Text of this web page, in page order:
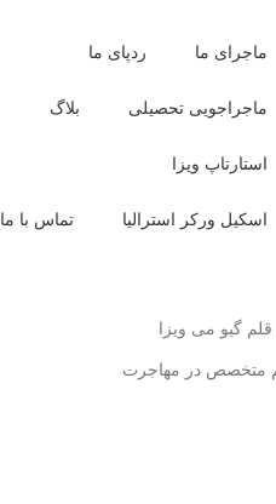
ماجرای ما
ردپای ما
ماجراجویی تحصیلی بلاگ
استارتاپ ویزا
اسکیل ورکر استرالیا تماس با ما
قلم گیو می ویزا
متخصص در مهاجرت